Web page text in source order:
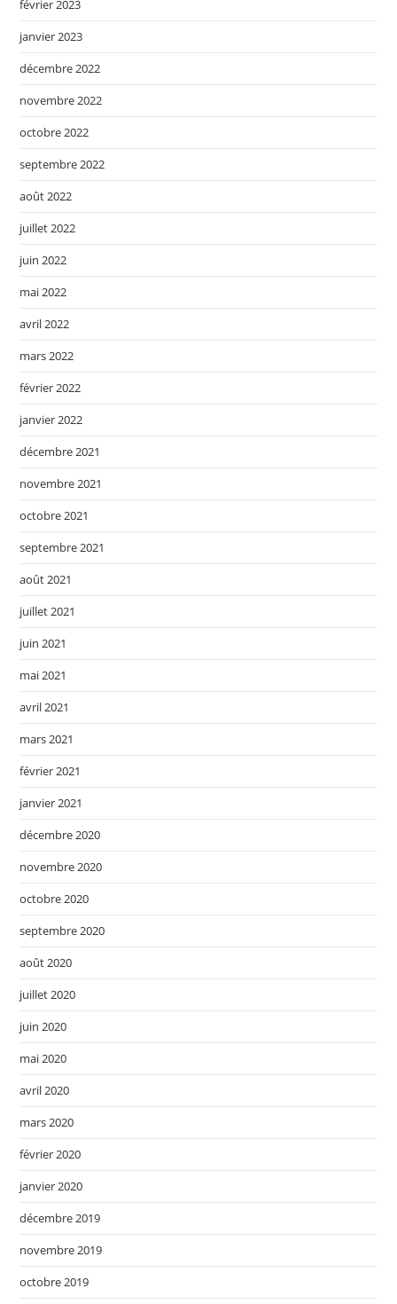
février 2023
janvier 2023
décembre 2022
novembre 2022
octobre 2022
septembre 2022
août 2022
juillet 2022
juin 2022
mai 2022
avril 2022
mars 2022
février 2022
janvier 2022
décembre 2021
novembre 2021
octobre 2021
septembre 2021
août 2021
juillet 2021
juin 2021
mai 2021
avril 2021
mars 2021
février 2021
janvier 2021
décembre 2020
novembre 2020
octobre 2020
septembre 2020
août 2020
juillet 2020
juin 2020
mai 2020
avril 2020
mars 2020
février 2020
janvier 2020
décembre 2019
novembre 2019
octobre 2019